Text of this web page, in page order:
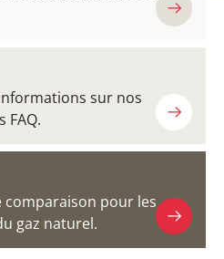
sur nos
FAQ.
comparaison pour les
gaz naturel.